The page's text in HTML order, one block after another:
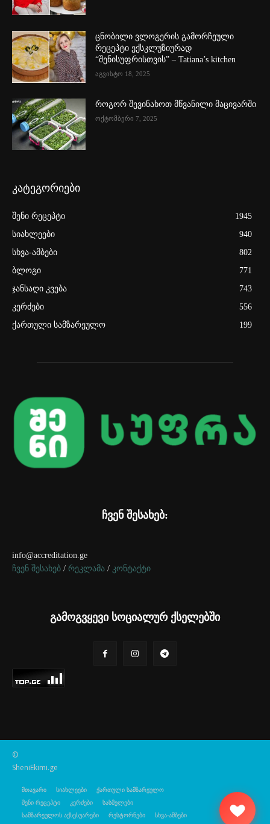
ცნობილი ვლოგერის გამორჩეული
რეცეპტი ექსკლუზიურად
“შენისუფრისთვის” – Tatiana’s kitchen
აგვისტო 18, 2025
როგორ შევინახოთ მწვანილი მაცივარში
ოქტომბერი 7, 2025
კატეგორიები
შენი რეცეპტი
1945
სიახლეები
940
სხვა-ამბები
802
ბლოგი
771
ჯანსაღი კვება
743
კერძები
556
ქართული სამზარეულო
199
ჩვენ შესახებ:
info@accreditation.ge
ჩვენ შესახებ / რეკლამა / კონტაქტი
გამოგვყევი სოციალურ ქსელებში
©
SheniEkimi.ge
მთავარი სიახლეები
ქართული სამზარეულო
შენი რეცეპტი
კერძები
სასმელები
სამზარეულოს აქსესუარები
რესტორნები სხვა-ამბები